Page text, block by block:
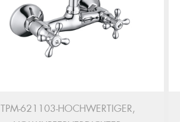
TPM-621103-HOCHWERTIGER,